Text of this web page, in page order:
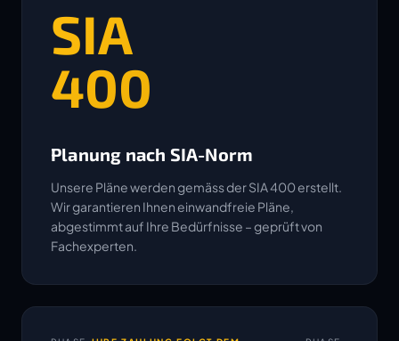
SIA
400
Planung nach SIA-Norm
Unsere Pläne werden gemäss der SIA 400 erstellt.
Wir garantieren Ihnen einwandfreie Pläne,
abgestimmt auf Ihre Bedürfnisse – geprüft von
Fachexperten.